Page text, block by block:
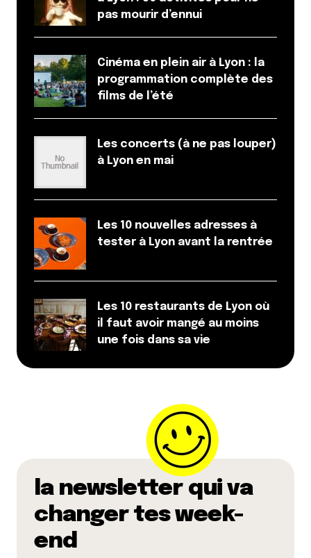
pas mourir d’ennui
Cinéma en plein air à Lyon : la
programmation complète des
films de l’été
Les concerts (à ne pas louper)
à Lyon en mai
Les 10 nouvelles adresses à
tester à Lyon avant la rentrée
Les 10 restaurants de Lyon où
il faut avoir mangé au moins
une fois dans sa vie
la newsletter qui va
changer tes week-
end